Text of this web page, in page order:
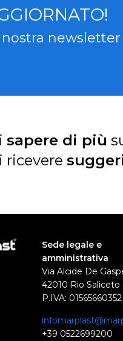
newsletter
sapere di più
ricevere
Sede legale e
amministrativa
Via Alcide De
42010 Rio Saliceto
P.IVA: 01565660352
+39 0522699200